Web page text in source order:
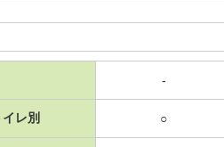
-
レ別 ○